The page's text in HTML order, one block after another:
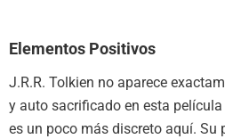
Elementos Positivos
J.R.R. Tolkien no aparece
y auto sacrificado en esta
es un poco más discreto aquí. Su